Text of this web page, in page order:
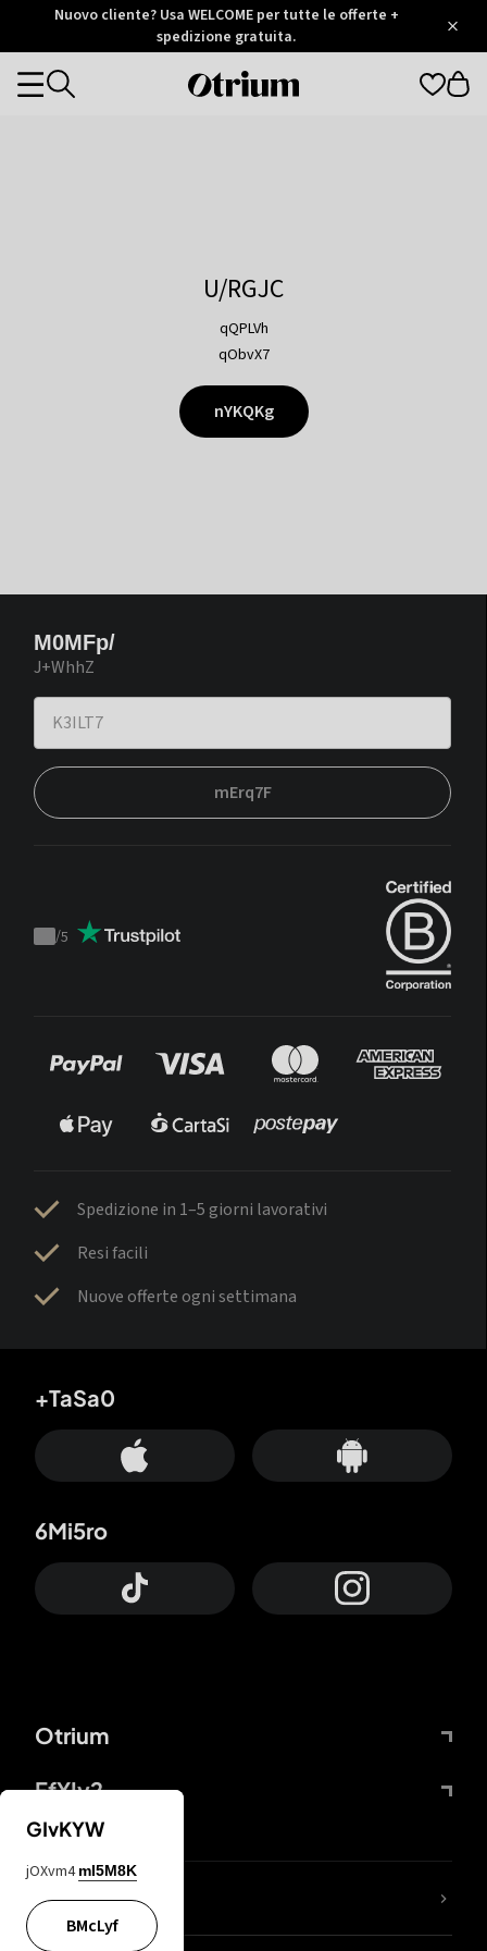
Otrium
Trustpilot
Nuovo cliente? Usa WELCOME per tutte le offerte +
spedizione gratuita.
Otrium
Categories
U/RGJC
qQPLVh
qObvX7
nYKQKg
M0MFp/
J+WhhZ
mErq7F
Trustpilot
/5
Spedizione in 1–5 giorni lavorativi
Resi facili
Nuove offerte ogni settimana
Otrium
FfYIy2
+TaSa0
6Mi5ro
Lj7sBL
GIvKYW
jOXvm4 mI5M8K
BMcLyf